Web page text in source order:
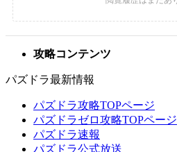
攻略コンテンツ
パズドラ最新情報
パズドラ攻略TOPページ
パズドラゼロ攻略TOPページ
パズドラ速報
パズドラ公式放送